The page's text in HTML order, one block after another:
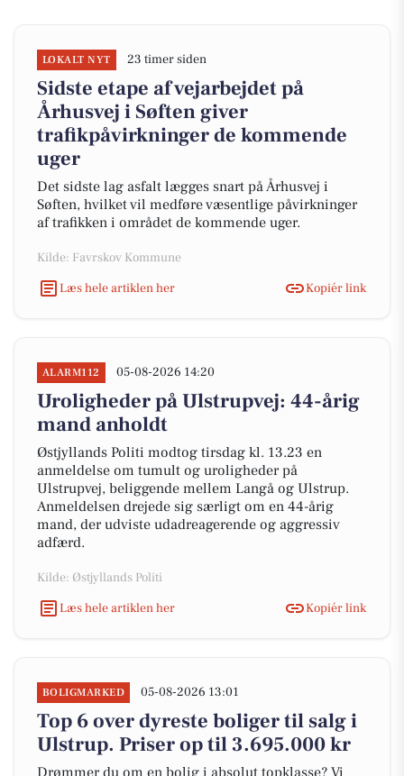
LOKALT NYT 23 timer siden
Sidste etape af vejarbejdet på
Århusvej i Søften giver
trafikpåvirkninger de kommende
uger
Det sidste lag asfalt lægges snart på Århusvej i
Søften, hvilket vil medføre væsentlige påvirkninger
af trafikken i området de kommende uger.
Kilde: Favrskov Kommune
Læs hele artiklen her
Kopiér link
ALARM112 05-08-2026 14:20
Uroligheder på Ulstrupvej: 44-årig
mand anholdt
Østjyllands Politi modtog tirsdag kl. 13.23 en
anmeldelse om tumult og uroligheder på
Ulstrupvej, beliggende mellem Langå og Ulstrup.
Anmeldelsen drejede sig særligt om en 44-årig
mand, der udviste udadreagerende og aggressiv
adfærd.
Kilde: Østjyllands Politi
Læs hele artiklen her
Kopiér link
BOLIGMARKED 05-08-2026 13:01
Top 6 over dyreste boliger til salg i
Ulstrup. Priser op til 3.695.000 kr
Drømmer du om en bolig i absolut topklasse? Vi